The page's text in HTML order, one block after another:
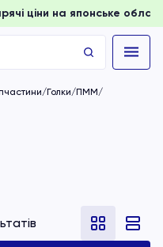
Гарячі ціни на японське
Голки/ПММ